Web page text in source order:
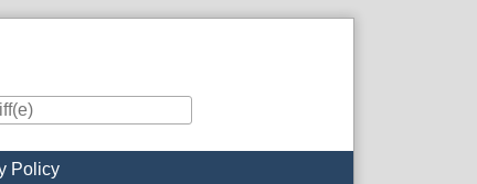
Policy